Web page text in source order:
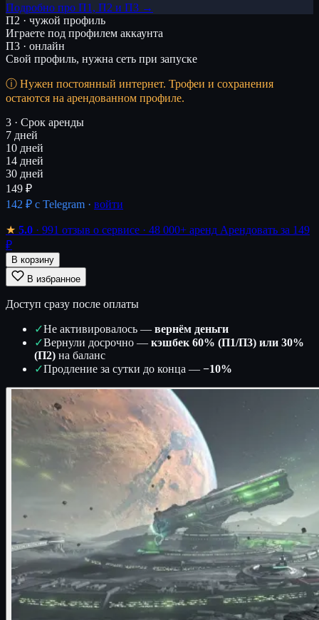
Подробно про П1, П2 и П3 →
П2 · чужой профиль
Играете под профилем аккаунта
П3 · онлайн
Свой профиль, нужна сеть при запуске
Нужен постоянный интернет. Трофеи и сохранения
остаются на арендованном профиле.
3 · Срок аренды
7 дней
10 дней
14 дней
30 дней
149 ₽
142 ₽ с Telegram · войти
★ 5.0 · 991 отзыв о сервисе · 48 000+ аренд Арендовать за 149
₽
В корзину
В избранное
Доступ сразу после оплаты
✓Не активировалось — вернём деньги
✓Вернули досрочно — кэшбек 60% (П1/П3) или 30%
(П2) на баланс
✓Продление за сутки до конца — −10%